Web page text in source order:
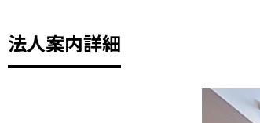
法人案内詳細